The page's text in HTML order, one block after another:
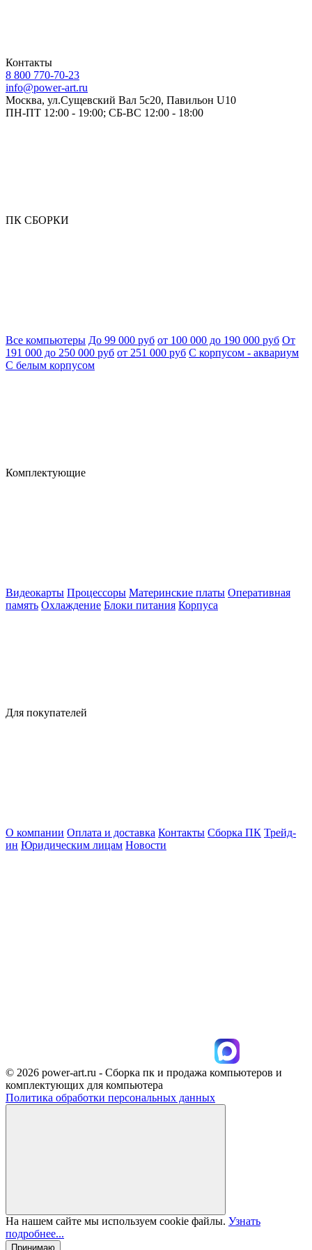
Контакты
8 800 770-70-23
info@power-art.ru
Москва, ул.Сущевский Вал 5с20, Павильон U10
ПН-ПТ 12:00 - 19:00; СБ-ВС 12:00 - 18:00
ПК СБОРКИ
Все компьютеры До 99 000 руб от 100 000 до 190 000 руб От
191 000 до 250 000 руб от 251 000 руб С корпусом - аквариум
С белым корпусом
Комплектующие
Видеокарты Процессоры Материнские платы Оперативная
память Охлаждение Блоки питания Корпуса
Для покупателей
О компании Оплата и доставка Контакты Сборка ПК Трейд-
ин Юридическим лицам Новости
© 2026 power-art.ru - Сборка пк и продажа компьютеров и
комплектующих для компьютера
Политика обработки персональных данных
На нашем сайте мы используем cookie файлы. Узнать
подробнее...
Принимаю